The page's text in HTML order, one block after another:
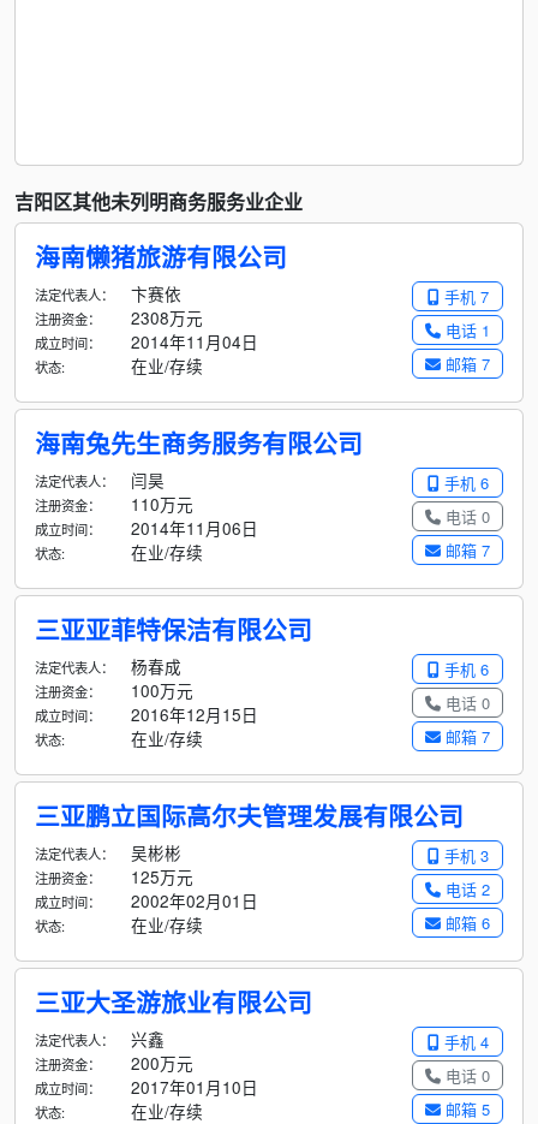
吉阳区其他未列明商务服务业企业
海南懒猪旅游有限公司
手机 7
电话 1
邮箱 7
法定代表人： 卞赛依
注册资金： 2308万元
成立时间： 2014年11月04日
状态: 在业/存续
海南兔先生商务服务有限公司
手机 6
电话 0
邮箱 7
法定代表人： 闫昊
注册资金： 110万元
成立时间： 2014年11月06日
状态: 在业/存续
三亚亚菲特保洁有限公司
手机 6
电话 0
邮箱 7
法定代表人： 杨春成
注册资金： 100万元
成立时间： 2016年12月15日
状态: 在业/存续
三亚鹏立国际高尔夫管理发展有限公司
手机 3
电话 2
邮箱 6
法定代表人： 吴彬彬
注册资金： 125万元
成立时间： 2002年02月01日
状态: 在业/存续
三亚大圣游旅业有限公司
手机 4
电话 0
邮箱 5
法定代表人： 兴鑫
注册资金： 200万元
成立时间： 2017年01月10日
状态: 在业/存续